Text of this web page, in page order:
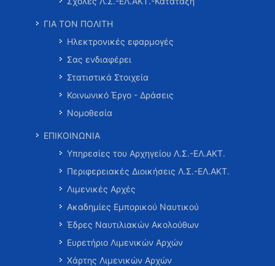
ΓΙΑ ΤΟΝ ΠΟΛΙΤΗ
Ηλεκτρονικές εφαρμογές
Σας ενδιαφέρει
Στατιστικά Στοιχεία
Κοινωνικό Έργο - Δράσεις
Νομοθεσία
ΕΠΙΚΟΙΝΩΝΙΑ
Υπηρεσίες του Αρχηγείου Λ.Σ.-ΕΛ.ΑΚΤ.
Περιφερειακές Διοικήσεις Λ.Σ.-ΕΛ.ΑΚΤ.
Λιμενικές Αρχές
Ακαδημίες Εμπορικού Ναυτικού
Έδρες Ναυτιλιακών Ακολούθων
Ευρετήριο Λιμενικών Αρχών
Χάρτης Λιμενικών Αρχών